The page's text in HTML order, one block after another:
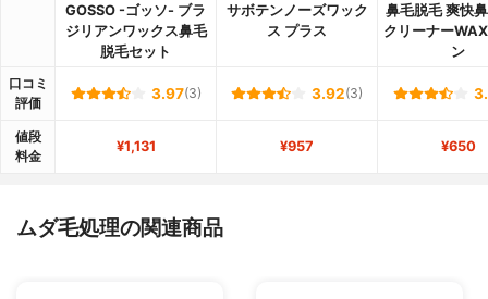
GOSSO -ゴッソ- ブラ
ジリアンワックス鼻毛
脱毛セット
サボテンノーズワック
ス プラス
鼻毛脱毛 爽快
クリーナー
ン
口コミ
評価
3.97(3) 3.92(3)
値段
料金
¥1,131 ¥957 ¥650
ムダ毛処理の関連商品